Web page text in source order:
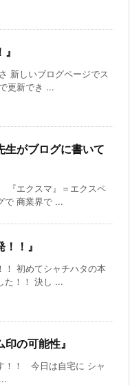
新しいブログページでス
更新でき ...
がブログに書いて
『エクスマ』＝エクスペ
で 商業界で ...
！』
！ 初めてシャチハタの本
た！！ 決し ...
印の可能性』
！！ 今日は自宅に シャ